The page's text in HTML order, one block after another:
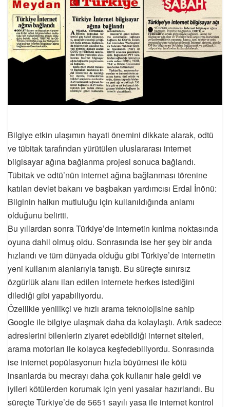
Bilgiye etkin ulaşımın hayati önemini dikkate alarak, odtü
ve tübitak tarafından yürütülen uluslararası internet
bilgisayar ağına bağlanma projesi sonuca bağlandı.
Tübitak ve odtü’nün internet ağına bağlanması törenine
katılan devlet bakanı ve başbakan yardımcısı Erdal İnönü:
Bilginin halkın mutluluğu için kullanıldığında anlamı
olduğunu belirtti.
Bu yıllardan sonra Türkiye’de internetin kırılma noktasında
oyuna dahil olmuş oldu. Sonrasında ise her şey bir anda
hızlandı ve tüm dünyada olduğu gibi Türkiye’de internetin
yeni kullanım alanlarıyla tanıştı. Bu süreçte sınırsız
özgürlük alanı ilan edilen internete herkes istediğini
dilediği gibi yapabiliyordu.
Özellikle yenilikçi ve hızlı arama teknolojisine sahip
Google ile bilgiye ulaşmak daha da kolaylaştı. Artık sadece
adreslerini bilenlerin ziyaret edebildiği internet siteleri,
arama motorları ile kolayca keşfedebiliyordu. Sonrasında
ise internet popülasyonun hızla büyümesi ile kötü
insanlarda bu mecrayı daha çok kullanır hale geldi ve
iyileri kötülerden korumak için yeni yasalar hazırlandı. Bu
süreçte Türkiye’de de 5651 sayılı yasa ile internet kontrol